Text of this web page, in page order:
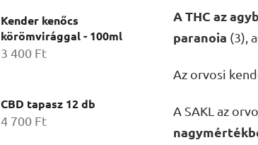
Kender kenőcs
körömvirággal - 100ml
3 400 Ft
CBD tapasz 12 db
4 700 Ft
A THC az
paranoia (3),
Az orvosi
A SAKL az